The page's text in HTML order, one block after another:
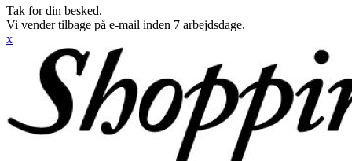
Tak for din besked.
Vi vender tilbage på e-mail inden 7 arbejdsdage.
x